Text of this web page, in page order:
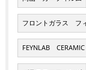
フロントガラス フ
FEYNLAB CERAMIC